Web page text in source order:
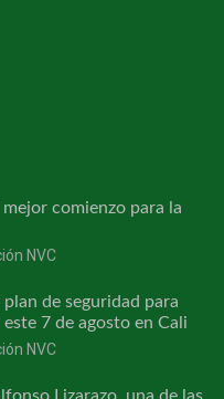
comienzo para la
NVC
de seguridad para
7 de agosto en Cali
NVC
Lizarazo, una de las